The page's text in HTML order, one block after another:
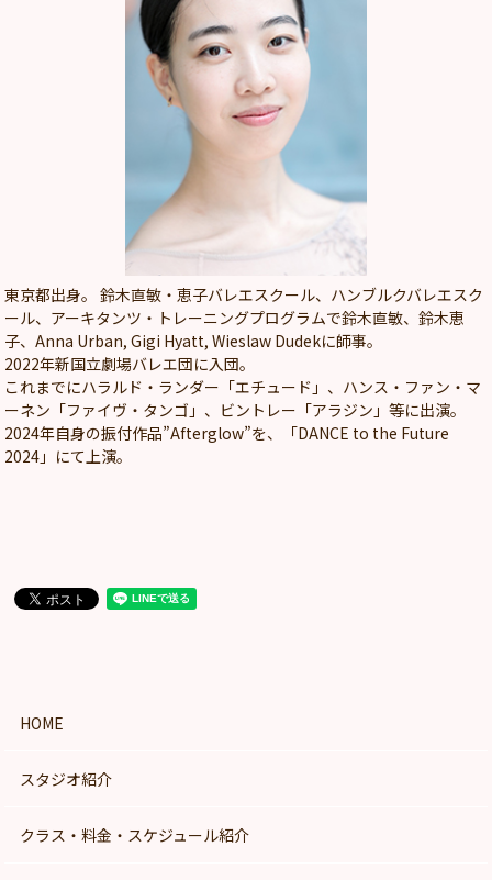
東京都出身。 鈴木直敏・恵子バレエスクール、ハンブルクバレエスク
ール、アーキタンツ・トレーニングプログラムで鈴木直敏、鈴木恵
子、Anna Urban, Gigi Hyatt, Wieslaw Dudekに師事。
2022年新国立劇場バレエ団に入団。
これまでにハラルド・ランダー「エチュード」、ハンス・ファン・マ
ーネン「ファイヴ・タンゴ」、ビントレー「アラジン」等に出演。
2024年自身の振付作品”Afterglow”を、「DANCE to the Future
2024」にて上演。
HOME
スタジオ紹介
クラス・料金・スケジュール紹介